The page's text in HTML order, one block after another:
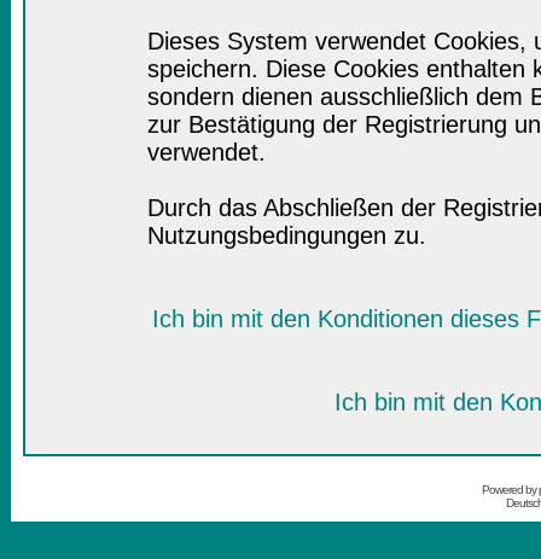
Dieses System verwendet
speichern. Diese Cookies enthalten
sondern dienen ausschließlich dem
zur Bestätigung der Registrierung
verwendet.
Durch das Abschließen der
Nutzungsbedingungen zu.
Ich bin mit den Konditionen dieses
Ich bin mit den
Powered by